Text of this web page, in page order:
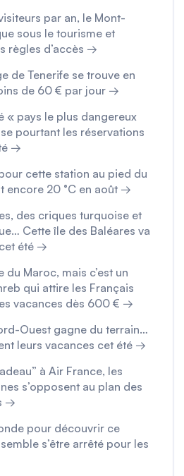
par an, le Mont-
sous le tourisme et
règles d’accès →
de Tenerife se trouve en
de 60 € par jour →
« pays le plus dangereux
pourtant les réservations
→
cette station au pied du
encore 20 °C en août →
des criques turquoise et
Cette île des Baléares va
été →
Maroc, mais c’est un
qui attire les Français
vacances dès 600 € →
Ouest gagne du terrain…
leurs vacances cet été →
à Air France, les
s’opposent au plan des
→
pour découvrir ce
s’être arrêté pour les